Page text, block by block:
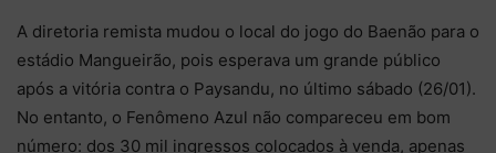
A diretoria remista mudou o local do jogo do Baenão para o
estádio Mangueirão, pois esperava um grande público
após a vitória contra o Paysandu, no último sábado (26/01).
No entanto, o Fenômeno Azul não compareceu em bom
número: dos 30 mil ingressos colocados à venda, apenas